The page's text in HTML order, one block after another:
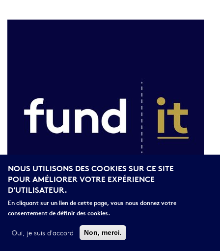
Retrouvez tous les appels à projets en SHS sur
NOUS UTILISONS DES COOKIES SUR CE SITE
POUR AMÉLIORER VOTRE EXPÉRIENCE
D'UTILISATEUR.
En cliquant sur un lien de cette page, vous nous donnez votre
consentement de définir des cookies.
Oui, je suis d'accord Non, merci.